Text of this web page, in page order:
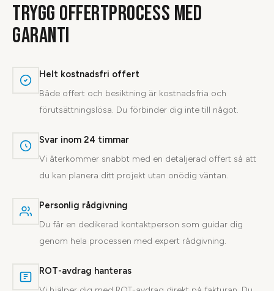
TRYGG OFFERTPROCESS MED
GARANTI
Helt kostnadsfri offert
Både offert och besiktning är kostnadsfria och
förutsättningslösa. Du förbinder dig inte till något.
Svar inom 24 timmar
Vi återkommer snabbt med en detaljerad offert så att
du kan planera ditt projekt utan onödig väntan.
Personlig rådgivning
Du får en dedikerad kontaktperson som guidar dig
genom hela processen med expert rådgivning.
ROT-avdrag hanteras